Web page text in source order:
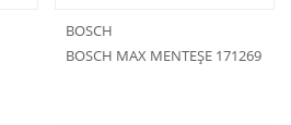
BOSCH
BOSCH MAX MENTEŞE 171269